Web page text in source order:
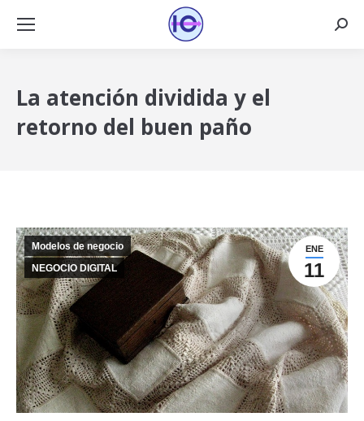
La atención dividida y el
retorno del buen paño
ENE
11
Modelos de negocio
NEGOCIO DIGITAL